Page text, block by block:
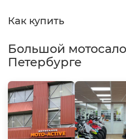
Как купить
Большой
Петербурге